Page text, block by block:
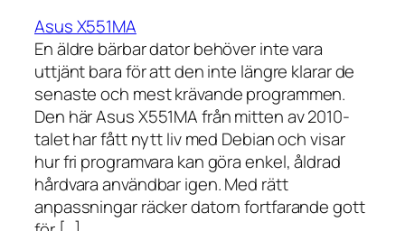
Asus X551MA
En äldre bärbar dator behöver inte vara
uttjänt bara för att den inte längre klarar de
senaste och mest krävande programmen.
Den här Asus X551MA från mitten av 2010-
talet har fått nytt liv med Debian och visar
hur fri programvara kan göra enkel, åldrad
hårdvara användbar igen. Med rätt
anpassningar räcker datorn fortfarande gott